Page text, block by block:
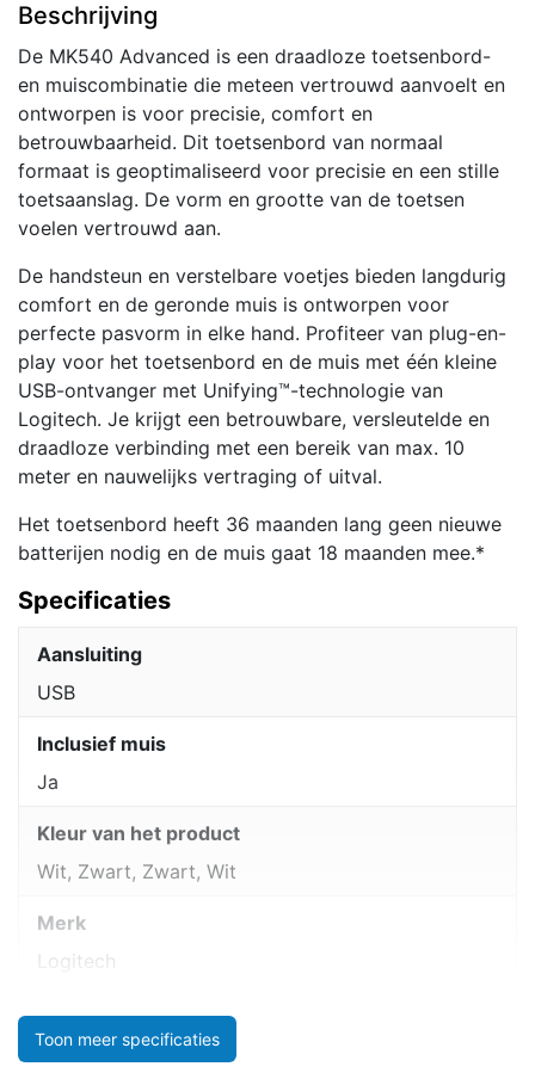
QWERTZ
aantal
Beschrijving
De MK540 Advanced is een draadloze toetsenbord-
en muiscombinatie die meteen vertrouwd aanvoelt en
ontworpen is voor precisie, comfort en
betrouwbaarheid. Dit toetsenbord van normaal
formaat is geoptimaliseerd voor precisie en een stille
toetsaanslag. De vorm en grootte van de toetsen
voelen vertrouwd aan.
De handsteun en verstelbare voetjes bieden langdurig
comfort en de geronde muis is ontworpen voor
perfecte pasvorm in elke hand. Profiteer van plug-en-
play voor het toetsenbord en de muis met één kleine
USB-ontvanger met Unifying™-technologie van
Logitech. Je krijgt een betrouwbare, versleutelde en
draadloze verbinding met een bereik van max. 10
meter en nauwelijks vertraging of uitval.
Het toetsenbord heeft 36 maanden lang geen nieuwe
batterijen nodig en de muis gaat 18 maanden mee.*
Specificaties
Aansluiting
USB
Inclusief muis
Ja
Kleur van het product
Wit, Zwart, Zwart, Wit
Merk
Logitech
Toon meer specificaties